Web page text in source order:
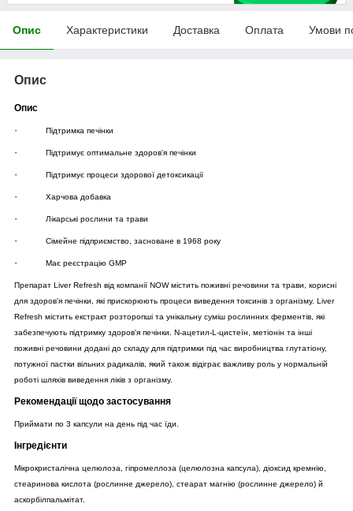
Опис Характеристики Доставка Оплата Умови
Опис
Опис
· Підтримка печінки
· Підтримує оптимальне здоров'я печінки
· Підтримує процеси здорової детоксикації
· Харчова добавка
· Лікарські рослини та трави
· Сімейне підприємство, засноване в 1968 року
· Має реєстрацію GMP
Препарат Liver Refresh від компанії NOW містить поживні речовини та трави, корисні
для здоров'я печінки, які прискорюють процеси виведення токсинів з організму. Liver
Refresh містить екстракт розторопші та унікальну суміш рослинних ферментів, які
забезпечують підтримку здоров'я печінки. N-ацетил-L-цистеїн, метіонін та інші
поживні речовини додані до складу для підтримки під час виробництва глутатіону,
потужної пастки вільних радикалів, який також відіграє важливу роль у нормальній
роботі шляхів виведення ліків з організму.
Рекомендації щодо застосування
Приймати по 3 капсули на день під час їди.
Інгредієнти
Мікрокристалічна целюлоза, гіпромеллоза (целюлозна капсула), діоксид кремнію,
стеаринова кислота (рослинне джерело), стеарат магнію (рослинне джерело) й
аскорбілпальмітат.